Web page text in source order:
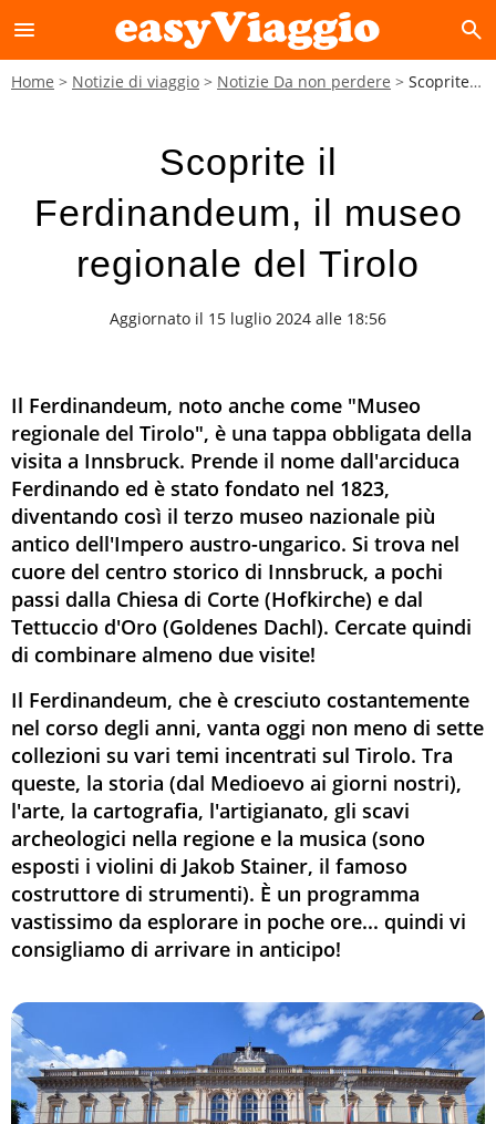
menu search
Home Notizie di viaggio Notizie Da non perdere Scoprite il Ferdinandeum, il museo regionale del Tirolo
Scoprite il
Ferdinandeum, il museo
regionale del Tirolo
Aggiornato il 15 luglio 2024 alle 18:56
Il Ferdinandeum, noto anche come "Museo
regionale del Tirolo", è una tappa obbligata della
visita a Innsbruck. Prende il nome dall'arciduca
Ferdinando ed è stato fondato nel 1823,
diventando così il terzo museo nazionale più
antico dell'Impero austro-ungarico. Si trova nel
cuore del centro storico di Innsbruck, a pochi
passi dalla Chiesa di Corte (Hofkirche) e dal
Tettuccio d'Oro (Goldenes Dachl). Cercate quindi
di combinare almeno due visite!
Il Ferdinandeum, che è cresciuto costantemente
nel corso degli anni, vanta oggi non meno di sette
collezioni su vari temi incentrati sul Tirolo. Tra
queste, la storia (dal Medioevo ai giorni nostri),
l'arte, la cartografia, l'artigianato, gli scavi
archeologici nella regione e la musica (sono
esposti i violini di Jakob Stainer, il famoso
costruttore di strumenti). È un programma
vastissimo da esplorare in poche ore... quindi vi
consigliamo di arrivare in anticipo!